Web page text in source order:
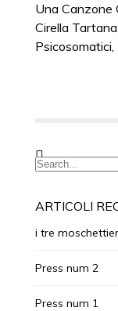
Una Canzone
Cirella Tartana,
Psicosomatici,
ARTICOLI
i tre
Press num 2
Press num 1